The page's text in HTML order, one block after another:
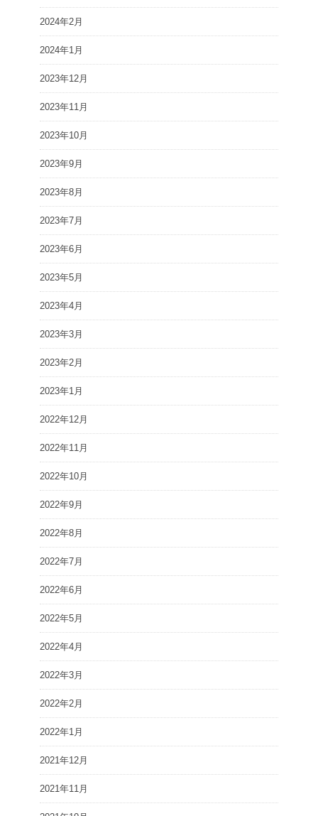
2024年2月
2024年1月
2023年12月
2023年11月
2023年10月
2023年9月
2023年8月
2023年7月
2023年6月
2023年5月
2023年4月
2023年3月
2023年2月
2023年1月
2022年12月
2022年11月
2022年10月
2022年9月
2022年8月
2022年7月
2022年6月
2022年5月
2022年4月
2022年3月
2022年2月
2022年1月
2021年12月
2021年11月